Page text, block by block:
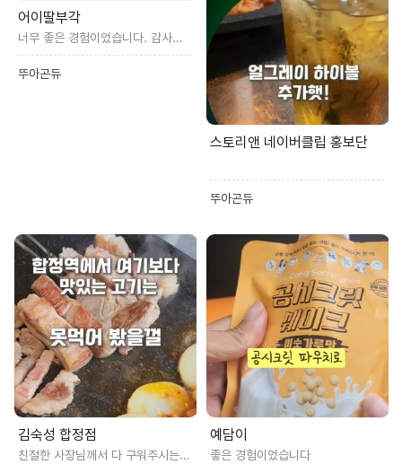
어이딸부각
너무 좋은 경험이었습니다. 감사합니다.
뚜아곤듀
스토리앤 네이버클립 홍보단
뚜아곤듀
김숙성 합정점
친절한 사장님께서 다 구워주시는 합정역 고깃집 무조건 재방각
예담이
좋은 경험이었습니다